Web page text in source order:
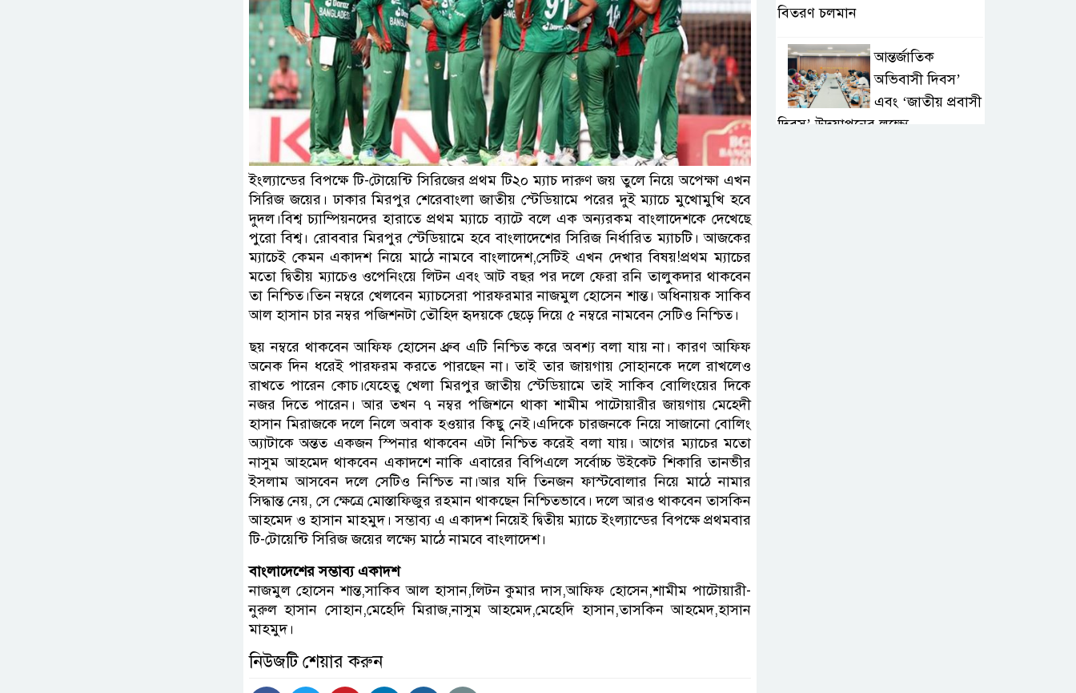
ইংল্যান্ডের বিপক্ষে টি-টোয়েন্টি সিরিজের প্রথম টি২০ ম্যাচ দারুণ জয় তুলে নিয়ে অপেক্ষা এখন
সিরিজ জয়ের। ঢাকার মিরপুর শেরেবাংলা জাতীয় স্টেডিয়ামে পরের দুই ম্যাচে মুখোমুখি হবে
দুদল।বিশ্ব চ্যাম্পিয়নদের হারাতে প্রথম ম্যাচে ব্যাটে বলে এক অন্যরকম বাংলাদেশকে দেখেছে
পুরো বিশ্ব। রোববার মিরপুর স্টেডিয়ামে হবে বাংলাদেশের সিরিজ নির্ধারিত ম্যাচটি। আজকের
ম্যাচেই কেমন একাদশ নিয়ে মাঠে নামবে বাংলাদেশ,সেটিই এখন দেখার বিষয়!প্রথম ম্যাচের
মতো দ্বিতীয় ম্যাচেও ওপেনিংয়ে লিটন এবং আট বছর পর দলে ফেরা রনি তালুকদার থাকবেন
তা নিশ্চিত।তিন নম্বরে খেলবেন ম্যাচসেরা পারফরমার নাজমুল হোসেন শান্ত। অধিনায়ক সাকিব
আল হাসান চার নম্বর পজিশনটা তৌহিদ হৃদয়কে ছেড়ে দিয়ে ৫ নম্বরে নামবেন সেটিও নিশ্চিত।
ছয় নম্বরে থাকবেন আফিফ হোসেন ধ্রুব এটি নিশ্চিত করে অবশ্য বলা যায় না। কারণ আফিফ
অনেক দিন ধরেই পারফরম করতে পারছেন না। তাই তার জায়গায় সোহানকে দলে রাখলেও
রাখতে পারেন কোচ।যেহেতু খেলা মিরপুর জাতীয় স্টেডিয়ামে তাই সাকিব বোলিংয়ের দিকে
নজর দিতে পারেন। আর তখন ৭ নম্বর পজিশনে থাকা শামীম পাটোয়ারীর জায়গায় মেহেদী
হাসান মিরাজকে দলে নিলে অবাক হওয়ার কিছু নেই।এদিকে চারজনকে নিয়ে সাজানো বোলিং
অ্যাটাকে অন্তত একজন স্পিনার থাকবেন এটা নিশ্চিত করেই বলা যায়। আগের ম্যাচের মতো
নাসুম আহমেদ থাকবেন একাদশে নাকি এবারের বিপিএলে সর্বোচ্চ উইকেট শিকারি তানভীর
ইসলাম আসবেন দলে সেটিও নিশ্চিত না।আর যদি তিনজন ফাস্টবোলার নিয়ে মাঠে নামার
সিদ্ধান্ত নেয়, সে ক্ষেত্রে মোস্তাফিজুর রহমান থাকছেন নিশ্চিতভাবে। দলে আরও থাকবেন তাসকিন
আহমেদ ও হাসান মাহমুদ। সম্ভাব্য এ একাদশ নিয়েই দ্বিতীয় ম্যাচে ইংল্যান্ডের বিপক্ষে প্রথমবার
টি-টোয়েন্টি সিরিজ জয়ের লক্ষ্যে মাঠে নামবে বাংলাদেশ।
বাংলাদেশের সম্ভাব্য একাদশ
নাজমুল হোসেন শান্ত,সাকিব আল হাসান,লিটন কুমার দাস,আফিফ হোসেন,শামীম পাটোয়ারী-
নুরুল হাসান সোহান,মেহেদি মিরাজ,নাসুম আহমেদ,মেহেদি হাসান,তাসকিন আহমেদ,হাসান
মাহমুদ।
নিউজটি শেয়ার করুন
বিতরণ চলমান
আন্তর্জাতিক
অভিবাসী দিবস’
এবং ‘জাতীয় প্রবাসী
দিবস’ উদযাপনের লক্ষ্যে